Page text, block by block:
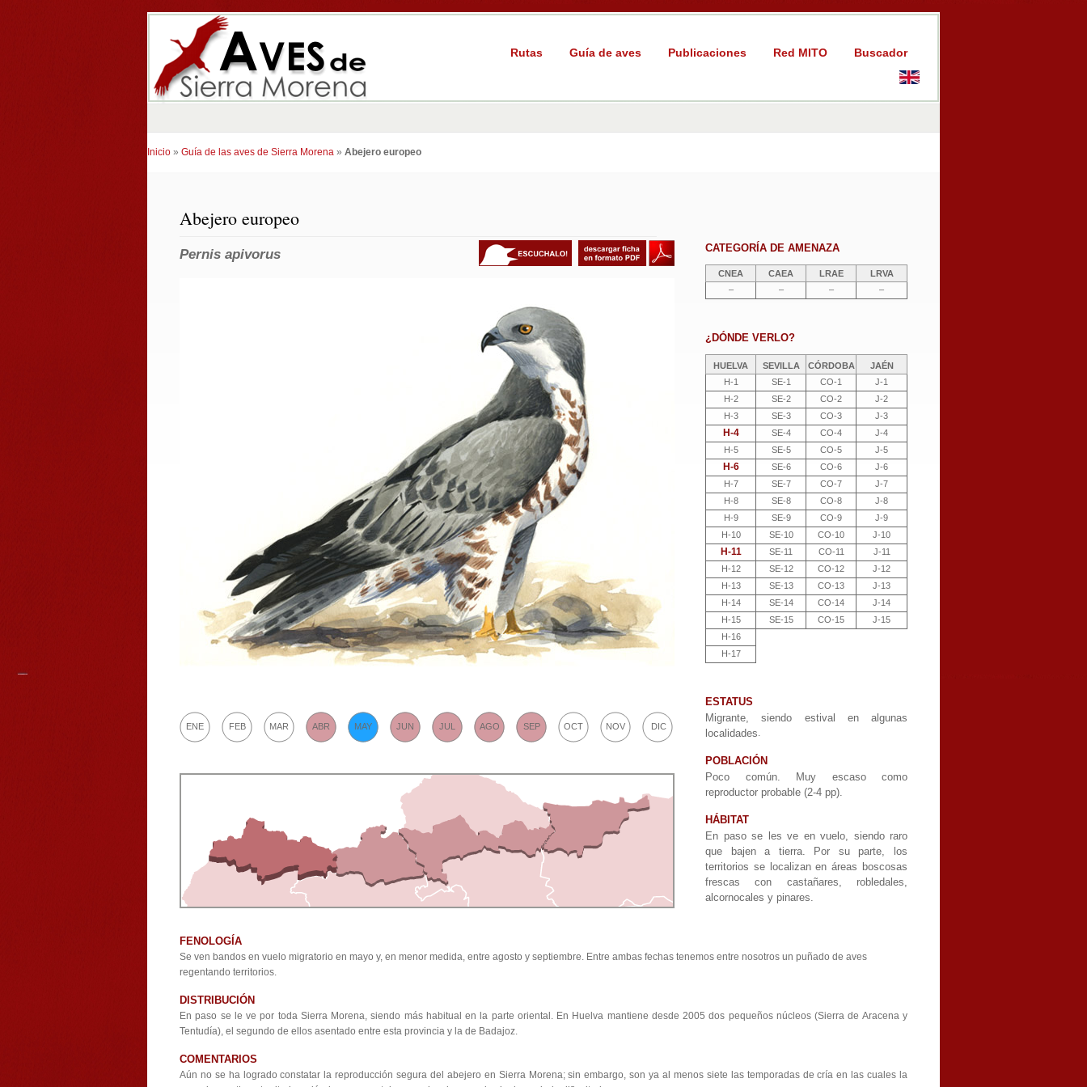
Rutas Guía de aves Publicaciones Red MITO Buscador
Inicio » Guía de las aves de Sierra Morena » Abejero europeo
Abejero europeo
Pernis apivorus
ENE FEB MAR ABR MAY JUN JUL AGO SEP OCT NOV DIC
CATEGORÍA DE AMENAZA
CNEA CAEA LRAE
LRVA
–
– – –
¿DÓNDE VERLO?
HUELVA SEVILLA CÓRDOBA
JAÉN
H-1
SE-1 CO-1
J-1
H-2
SE-2 CO-2
J-2
H-3
SE-3 CO-3 J-3
H-4 SE-4 CO-4
J-4
H-5
SE-5 CO-5 J-5
H-6 SE-6 CO-6
J-6
H-7
SE-7 CO-7
J-7
H-8
SE-8 CO-8
J-8
H-9
SE-9 CO-9
J-9
H-10
SE-10 CO-10 J-10
H-11 SE-11 CO-11
J-11
H-12
SE-12 CO-12
J-12
H-13
SE-13 CO-13
J-13
H-14
SE-14 CO-14
J-14
H-15
SE-15 CO-15
J-15
H-16
H-17
ESTATUS
Migrante, siendo estival en algunas
localidades.
POBLACIÓN
Poco común. Muy escaso como
reproductor probable (2-4 pp).
HÁBITAT
En paso se les ve en vuelo, siendo raro
que bajen a tierra. Por su parte, los
territorios se localizan en áreas boscosas
frescas con castañares, robledales,
alcornocales y pinares.
FENOLOGÍA
Se ven bandos en vuelo migratorio en mayo y, en menor medida, entre agosto y septiembre. Entre ambas fechas tenemos entre nosotros un puñado de aves
regentando territorios.
DISTRIBUCIÓN
En paso se le ve por toda Sierra Morena, siendo más habitual en la parte oriental. En Huelva mantiene desde 2005 dos pequeños núcleos (Sierra de Aracena y
Tentudía), el segundo de ellos asentado entre esta provincia y la de Badajoz.
COMENTARIOS
Aún no se ha logrado constatar la reproducción segura del abejero en Sierra Morena; sin embargo, son ya al menos siete las temporadas de cría en las cuales la